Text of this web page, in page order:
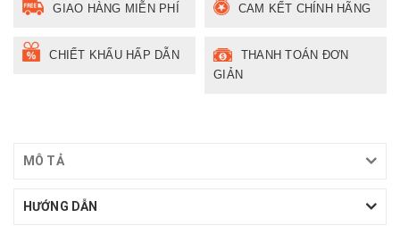
GIAO HÀNG MIỄN PHÍ CAM KẾT CHÍNH HÃNG
CHIẾT KHẤU HẤP DẪN
THANH TOÁN ĐƠN
GIẢN
MÔ TẢ
HƯỚNG DẪN